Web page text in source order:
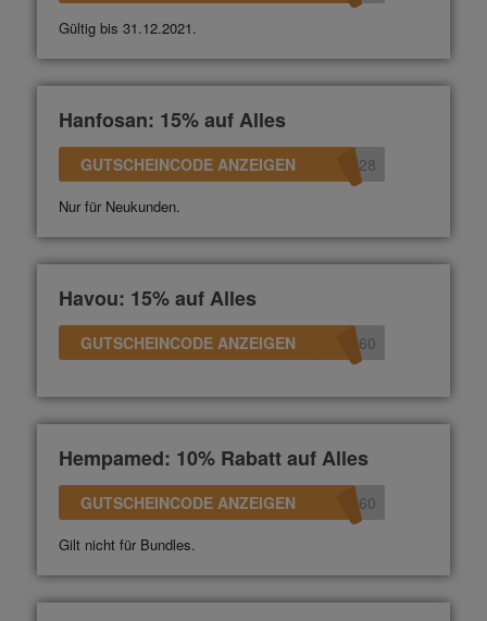
Gültig bis 31.12.2021.
Hanfosan: 15% auf Alles
GUTSCHEINCODE ANZEIGEN 528
Nur für Neukunden.
Havou: 15% auf Alles
GUTSCHEINCODE ANZEIGEN 360
Hempamed: 10% Rabatt auf Alles
GUTSCHEINCODE ANZEIGEN 360
Gilt nicht für Bundles.